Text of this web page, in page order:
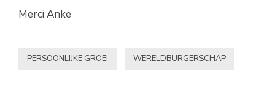
Merci Anke
PERSOONLIJKE GROEI WERELDBURGERSCHAP